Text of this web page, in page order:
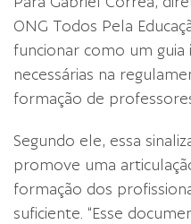
ONG Todos Pela
funcionar como um
necessárias na
formação de
Segundo ele, essa
promove uma
formação dos
suficiente. “Esse